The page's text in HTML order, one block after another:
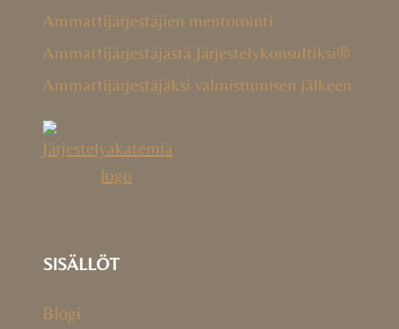
Ammattijärjestäjien mentorointi
Ammattijärjestäjästä Järjestelykonsultiksi®
Ammattijärjestäjäksi valmistumisen jälkeen
SISÄLLÖT
Blogi